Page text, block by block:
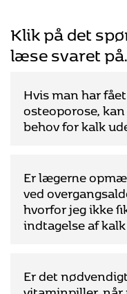
Klik på det
læse svaret på.
Hvis man har
osteoporose,
behov for kalk
Det er muligt at spise
samtidig følge
i de kalkrige
med i alle måltider.
For at opnå 1200
For at øge sit
foreslå
Er lægerne
ved
hvorfor jeg ikke
indtagelse af
Læger kender til
men det er langt fra
Er det